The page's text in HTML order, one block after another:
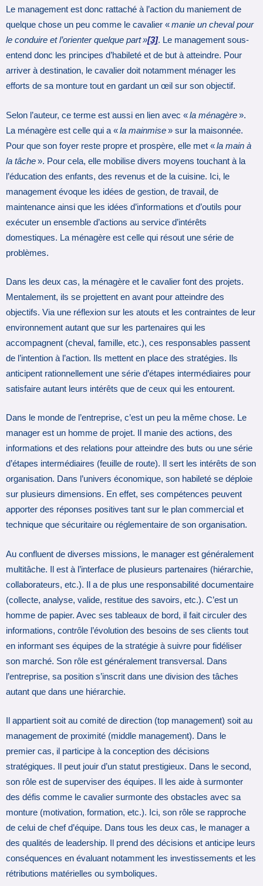
Le management est donc rattaché à l’action du maniement de
quelque chose un peu comme le cavalier «manie un cheval pour
le conduire et l’orienter quelque part »[3]. Le management sous-
entend donc les principes d’habileté et de but à atteindre. Pour
arriver à destination, le cavalier doit notamment ménager les
efforts de sa monture tout en gardant un œil sur son objectif.
Selon l’auteur, ce terme est aussi en lien avec «la ménagère».
La ménagère est celle qui a «la mainmise» sur la maisonnée.
Pour que son foyer reste propre et prospère, elle met «la main à
la tâche». Pour cela, elle mobilise divers moyens touchant à la
l’éducation des enfants, des revenus et de la cuisine. Ici, le
management évoque les idées de gestion, de travail, de
maintenance ainsi que les idées d’informations et d’outils pour
exécuter un ensemble d’actions au service d’intérêts
domestiques. La ménagère est celle qui résout une série de
problèmes.
Dans les deux cas, la ménagère et le cavalier font des projets.
Mentalement, ils se projettent en avant pour atteindre des
objectifs. Via une réflexion sur les atouts et les contraintes de leur
environnement autant que sur les partenaires qui les
accompagnent (cheval, famille, etc.), ces responsables passent
de l’intention à l’action. Ils mettent en place des stratégies. Ils
anticipent rationnellement une série d’étapes intermédiaires pour
satisfaire autant leurs intérêts que de ceux qui les entourent.
Dans le monde de l’entreprise, c’est un peu la même chose. Le
manager est un homme de projet. Il manie des actions, des
informations et des relations pour atteindre des buts ou une série
d’étapes intermédiaires (feuille de route). Il sert les intérêts de son
organisation. Dans l’univers économique, son habileté se déploie
sur plusieurs dimensions. En effet, ses compétences peuvent
apporter des réponses positives tant sur le plan commercial et
technique que sécuritaire ou réglementaire de son organisation.
Au confluent de diverses missions, le manager est généralement
multitâche. Il est à l’interface de plusieurs partenaires (hiérarchie,
collaborateurs, etc.). Il a de plus une responsabilité documentaire
(collecte, analyse, valide, restitue des savoirs, etc.). C’est un
homme de papier. Avec ses tableaux de bord, il fait circuler des
informations, contrôle l’évolution des besoins de ses clients tout
en informant ses équipes de la stratégie à suivre pour fidéliser
son marché. Son rôle est généralement transversal. Dans
l’entreprise, sa position s’inscrit dans une division des tâches
autant que dans une hiérarchie.
Il appartient soit au comité de direction (top management) soit au
management de proximité (middle management). Dans le
premier cas, il participe à la conception des décisions
stratégiques. Il peut jouir d’un statut prestigieux. Dans le second,
son rôle est de superviser des équipes. Il les aide à surmonter
des défis comme le cavalier surmonte des obstacles avec sa
monture (motivation, formation, etc.). Ici, son rôle se rapproche
de celui de chef d’équipe. Dans tous les deux cas, le manager a
des qualités de leadership. Il prend des décisions et anticipe leurs
conséquences en évaluant notamment les investissements et les
rétributions matérielles ou symboliques.